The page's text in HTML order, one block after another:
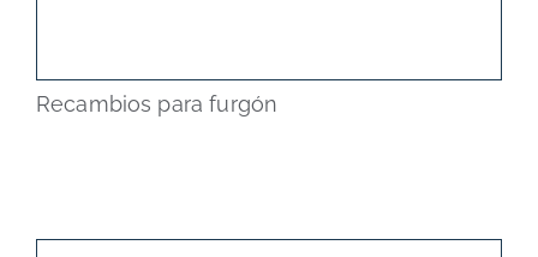
Recambios para furgón